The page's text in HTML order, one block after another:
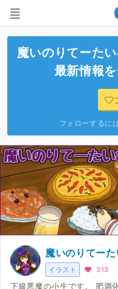
魔いのりてーた
最新情報
フォローするに
イラスト
魔いのりてーた
313
下級悪魔の小生です。 肥満